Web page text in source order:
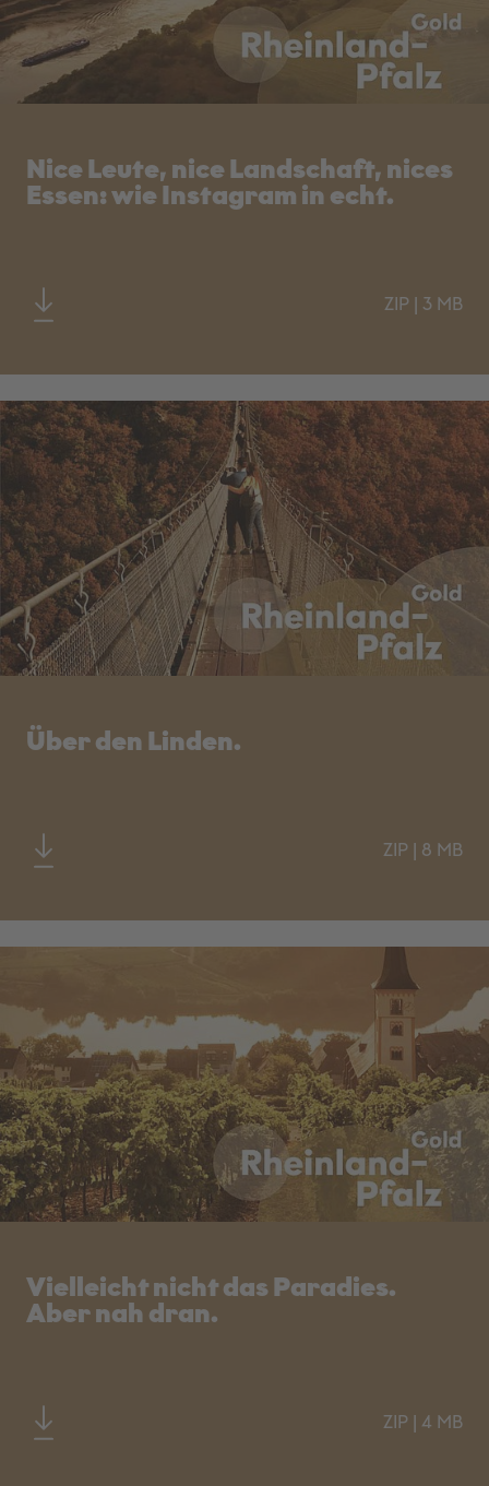
Nice Leute, nice Landschaft, nices
Essen: wie Instagram in echt.
ZIP | 3 MB
Über den Linden.
ZIP | 8 MB
Vielleicht nicht das Paradies.
Aber nah dran.
ZIP | 4 MB